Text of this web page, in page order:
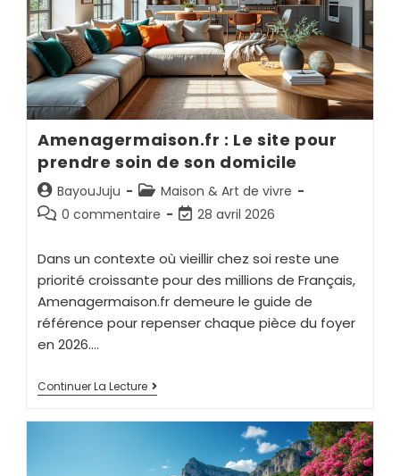
Amenagermaison.fr : Le site pour
prendre soin de son domicile
BayouJuju
Maison & Art de vivre
0 commentaire
28 avril 2026
Dans un contexte où vieillir chez soi reste une
priorité croissante pour des millions de Français,
Amenagermaison.fr demeure le guide de
référence pour repenser chaque pièce du foyer
en 2026.…
Continuer La Lecture